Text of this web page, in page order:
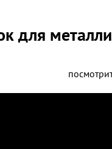
для